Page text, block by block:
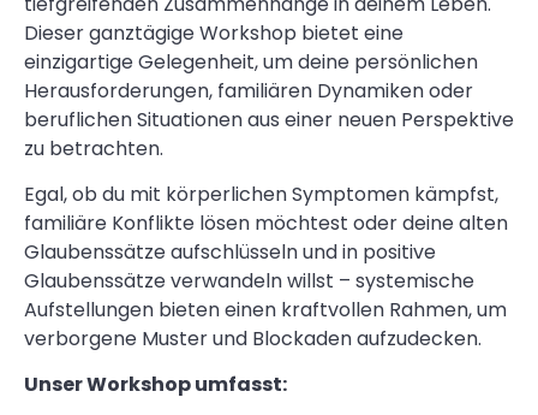
Dieser ganztägige Workshop bietet eine
einzigartige Gelegenheit, um deine persönlichen
Herausforderungen, familiären Dynamiken oder
beruflichen Situationen aus einer neuen Perspektive
zu betrachten.
Egal, ob du mit körperlichen Symptomen kämpfst,
familiäre Konflikte lösen möchtest oder deine alten
Glaubenssätze aufschlüsseln und in positive
Glaubenssätze verwandeln willst – systemische
Aufstellungen bieten einen kraftvollen Rahmen, um
verborgene Muster und Blockaden aufzudecken.
Unser Workshop umfasst: